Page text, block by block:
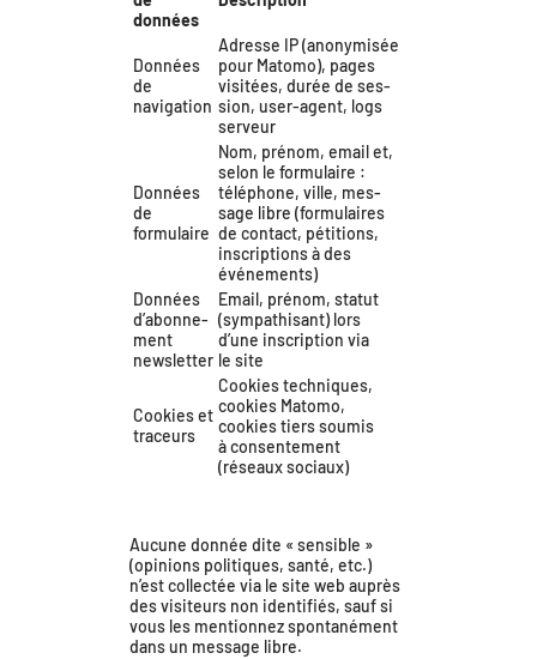
données
Données
de
navigation
Adresse IP (ano­ny­mi­sée
pour Matomo), pages
visi­tées, durée de ses­
sion, user-agent, logs
serveur
Données
de
formulaire
Nom, pré­nom, email et,
selon le for­mu­laire :
télé­phone, ville, mes­
sage libre (for­mu­laires
de contact, péti­tions,
ins­crip­tions à des
événements)
Données
d’a­bon­ne­
ment
newsletter
Email, pré­nom, sta­tut
(sym­pa­thi­sant) lors
d’une ins­crip­tion via
le site
Cookies et
traceurs
Cookies tech­niques,
cookies Matomo,
cookies tiers sou­mis
à consen­te­ment
(réseaux sociaux)
Aucune don­née dite « sen­sible »
(opi­nions poli­tiques, san­té, etc.)
n’est col­lec­tée via le site web auprès
des visi­teurs non iden­ti­fiés, sauf si
vous les men­tion­nez spon­ta­né­ment
dans un mes­sage libre.